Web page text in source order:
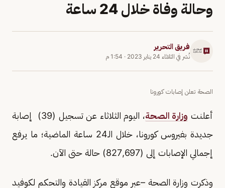
وحالة وفاة خلال 24 ساعة
فريق التحرير
نُشر في الثلاثاء 24 يناير 2023 · 1:54 م
الصحة تعلن إصابات كورونا
أعلنت وزارة الصحة
، اليوم الثلاثاء عن تسجيل (39) إصابة
جديدة بفيروس كورونا، خلال الـ24 ساعة الماضية؛ ما يرفع
إجمالي الإصابات إلى (827,697) حالة حتى الآن.
وذكرت وزارة الصحة –عبر موقع مركز القيادة والتحكم لكوفيد